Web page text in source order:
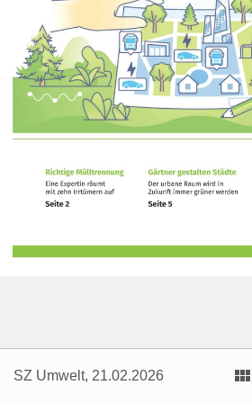
SZ Umwelt, 21.02.2026 